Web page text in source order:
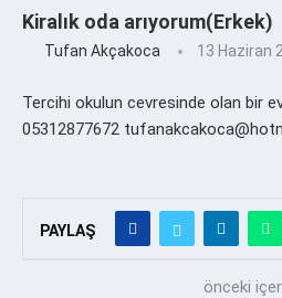
Kiralık oda arıyorum(Erkek)
Tufan Akçakoca 13 Haziran
Tercihi okulun cevresinde olan bir
05312877672
PAYLAŞ
önceki